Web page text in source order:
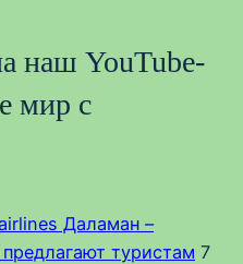
наш YouTube-
мир с
Даламан –
туристам 7